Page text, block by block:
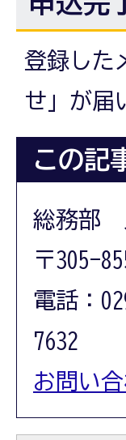
登録した
せ」が届
この記
総務部
〒305-
電話：
7632
お問い